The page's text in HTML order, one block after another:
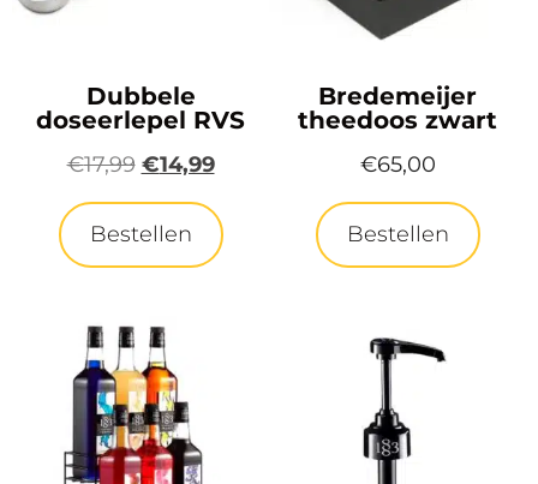
Dubbele
doseerlepel RVS
€17,99 €14,99
Bestellen
Bredemeijer
theedoos zwart
€65,00
Bestellen